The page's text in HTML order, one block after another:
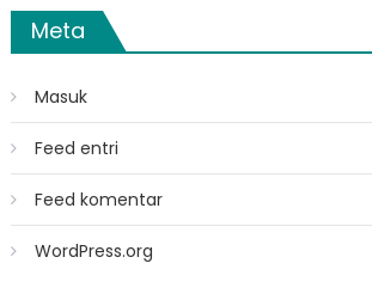
Meta
Masuk
Feed entri
Feed komentar
WordPress.org